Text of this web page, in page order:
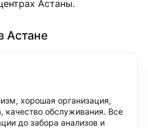
Астаны.
Астане
хорошая организация,
качество обслуживания. Все
до забора анализов и